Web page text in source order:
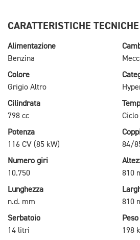
CARATTERISTICHE TECNICHE
Alimentazione
Benzina
Colore
Grigio Altro
Cilindrata
798 cc
Ciclo
Potenza
116 CV (85 kW)
84/
Numero giri
10.750
810
Lunghezza
n.d. mm
810
Serbatoio
14 litri
Peso
198